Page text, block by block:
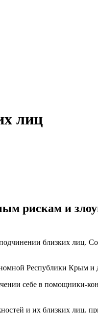
лиц
рискам и
близких лиц.
Республики Крым и
себе в помощники-
и их близких лиц,